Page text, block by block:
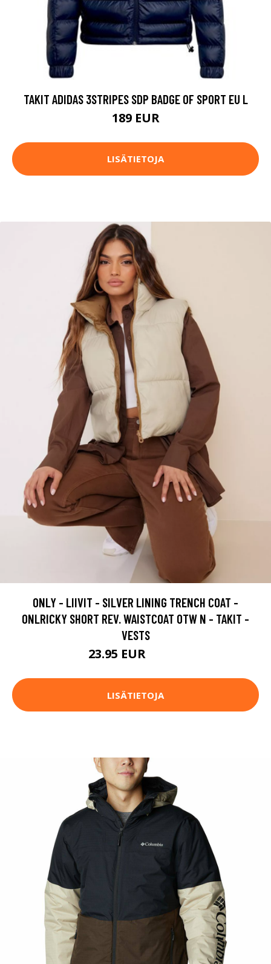
TAKIT ADIDAS 3STRIPES SDP BADGE OF SPORT EU L
189 EUR
LISÄTIETOJA
ONLY - LIIVIT - SILVER LINING TRENCH COAT -
ONLRICKY SHORT REV. WAISTCOAT OTW N - TAKIT -
VESTS
23.95 EUR
LISÄTIETOJA